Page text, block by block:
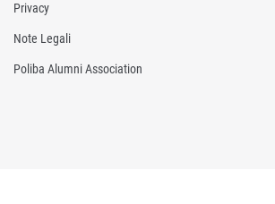
Privacy
Note Legali
Poliba Alumni Association